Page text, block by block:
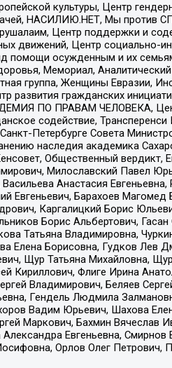
культуры, Центр
НАСИЛИЮ.НЕТ, Мы против
Центр поддержки и
движений, Центр социально-
помощи осужденным и их
Мемориал,
группа, Женщины Евразии,
развития гражданских
ПО ПРАВАМ ЧЕЛОВЕКА,
содействие,
Петербурге Совета
наследия академика
Общественный вердикт,
Милославский Павел
Анастасия
Евгеньевич, Барахоев
Каргалицкий Борис
Борис Альбертович,
Татьяна Владимировна,
Елена Борисовна, Гудков Лев
Щур Татьяна Михайловна,
Кириллович, Флиге Ирина
Владимирович, Беляев
Гендель Людмила
Вадим Юрьевич, Шахова
Маркович, Бахмин Вячеслав
Евгеньевна,
Орлов Олег Петрович,